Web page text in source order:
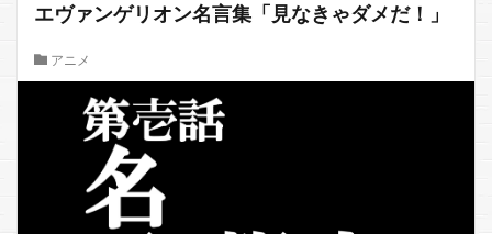
エヴァンゲリオン名言集「見なきゃダメだ！」
アニメ